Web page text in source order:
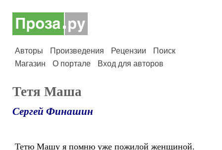
Авторы Произведения Рецензии
Поиск
Магазин
О портале Вход для авторов
Тетя Маша
Сергей Финашин
Тетю Машу я помню уже пожилой женщиной.